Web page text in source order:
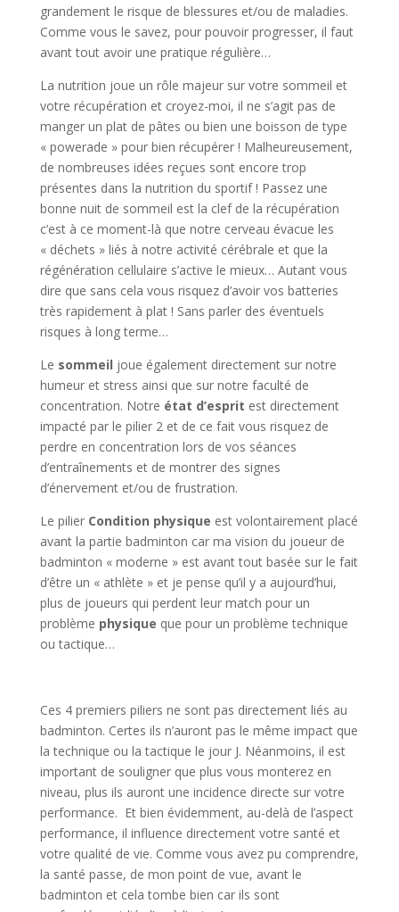
grandement le risque de blessures et/ou de maladies.
Comme vous le savez, pour pouvoir progresser, il faut
avant tout avoir une pratique régulière…
La nutrition joue un rôle majeur sur votre sommeil et
votre récupération et croyez-moi, il ne s’agit pas de
manger un plat de pâtes ou bien une boisson de type
« powerade » pour bien récupérer ! Malheureusement,
de nombreuses idées reçues sont encore trop
présentes dans la nutrition du sportif ! Passez une
bonne nuit de sommeil est la clef de la récupération
c’est à ce moment-là que notre cerveau évacue les
« déchets » liés à notre activité cérébrale et que la
régénération cellulaire s’active le mieux… Autant vous
dire que sans cela vous risquez d’avoir vos batteries
très rapidement à plat ! Sans parler des éventuels
risques à long terme…
Le sommeil joue également directement sur notre
humeur et stress ainsi que sur notre faculté de
concentration. Notre état d’esprit est directement
impacté par le pilier 2 et de ce fait vous risquez de
perdre en concentration lors de vos séances
d’entraînements et de montrer des signes
d’énervement et/ou de frustration.
Le pilier Condition physique est volontairement placé
avant la partie badminton car ma vision du joueur de
badminton « moderne » est avant tout basée sur le fait
d’être un « athlète » et je pense qu’il y a aujourd’hui,
plus de joueurs qui perdent leur match pour un
problème physique que pour un problème technique
ou tactique…
Ces 4 premiers piliers ne sont pas directement liés au
badminton. Certes ils n’auront pas le même impact que
la technique ou la tactique le jour J. Néanmoins, il est
important de souligner que plus vous monterez en
niveau, plus ils auront une incidence directe sur votre
performance. Et bien évidemment, au-delà de l’aspect
performance, il influence directement votre santé et
votre qualité de vie. Comme vous avez pu comprendre,
la santé passe, de mon point de vue, avant le
badminton et cela tombe bien car ils sont